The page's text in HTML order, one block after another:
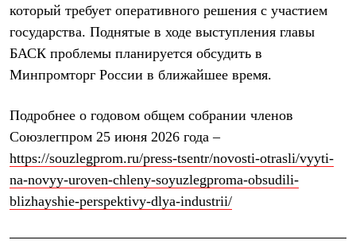
Аксессуары
Головные уборы
Шапки
Балаклавы и маски
Кепки и бейсболки
Повязки
Панамы
Перчатки
Рукавицы
Полезные аксессуары
Брелки
который требует оперативного решения с участием
государства. Поднятые в ходе выступления главы
БАСК проблемы планируется обсудить в
Минпромторг России в ближайшее время.
Подробнее о годовом общем собрании членов
Союзлегпром 25 июня 2026 года –
https://souzlegprom.ru/press-tsentr/novosti-otrasli/vyyti-
na-novyy-uroven-chleny-soyuzlegproma-obsudili-
blizhayshie-perspektivy-dlya-industrii/